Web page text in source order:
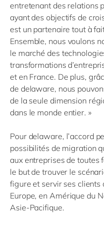
entretenant des relations
ayant des objectifs de
est un partenaire tout à
Ensemble, nous voulons
le marché des
transformations
et en France. De plus,
de delaware, nous
de la seule dimension
dans le monde entier. »
Pour delaware, l’accord
possibilités de migration
aux entreprises de toutes
le but de trouver le
figure et servir ses clients
Europe, en Amérique du
Asie-Pacifique.